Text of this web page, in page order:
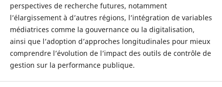
perspectives de recherche futures, notamment
l’élargissement à d’autres régions, l’intégration de variables
médiatrices comme la gouvernance ou la digitalisation,
ainsi que l’adoption d’approches longitudinales pour mieux
comprendre l’évolution de l’impact des outils de contrôle de
gestion sur la performance publique.